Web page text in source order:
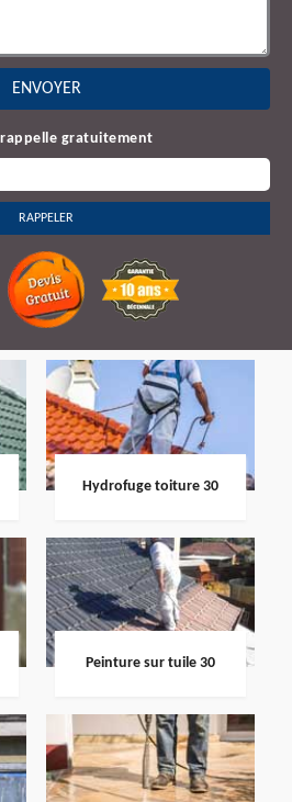
gratuitement
Hydrofuge toiture 30
Peinture sur tuile 30